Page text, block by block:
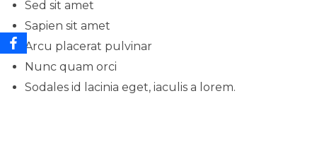
Sed sit amet
Sapien sit amet
Arcu placerat pulvinar
Nunc quam orci
Sodales id lacinia eget, iaculis a lorem.